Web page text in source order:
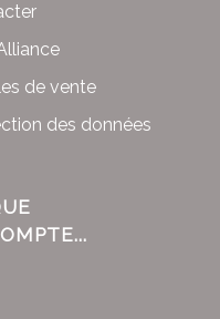
de vente
des données